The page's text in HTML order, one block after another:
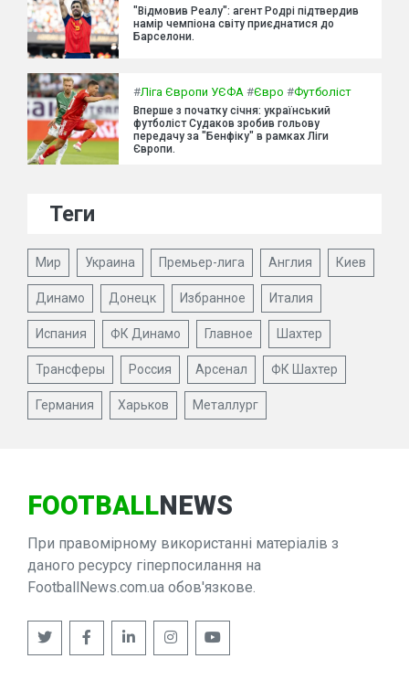
"Відмовив Реалу": агент Родрі підтвердив
намір чемпіона світу приєднатися до
Барселони.
#Ліга Європи УЄФА #Євро #Футболіст
Вперше з початку січня: український
футболіст Судаков зробив гольову
передачу за "Бенфіку" в рамках Ліги
Європи.
Теги
Мир Украина Премьер-лига Англия Киев
Динамо Донецк Избранное Италия
Испания ФК Динамо Главное Шахтер
Трансферы Россия Арсенал ФК Шахтер
Германия Харьков Металлург
FOOTBALLNEWS
При правомірному використанні матеріалів з
даного ресурсу гіперпосилання на
FootballNews.com.ua обов'язкове.